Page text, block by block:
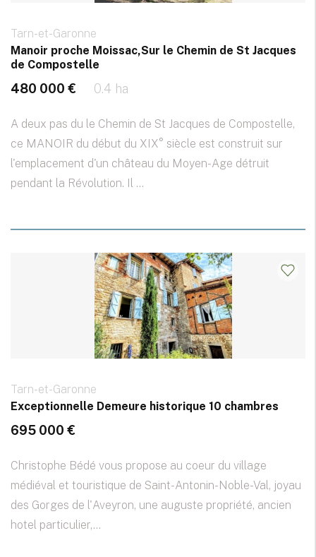
Tarn-et-Garonne
Manoir proche Moissac,Sur le Chemin de St Jacques
de Compostelle
480 000 € 0.4 ha
A deux pas du le Chemin de St Jacques de Compostelle,
ce MANOIR du début du XIX° siècle est construit sur
l'emplacement d'un château du Moyen-Age détruit
pendant la Révolution. Il ...
Tarn-et-Garonne
Exceptionnelle Demeure historique 10 chambres
695 000 €
Christophe Bédé vous propose au coeur du village
médiéval et touristique de Saint-Antonin-Noble-Val, joyau
des Gorges de l'Aveyron, une auguste propriété, ancien
hotel particulier,...